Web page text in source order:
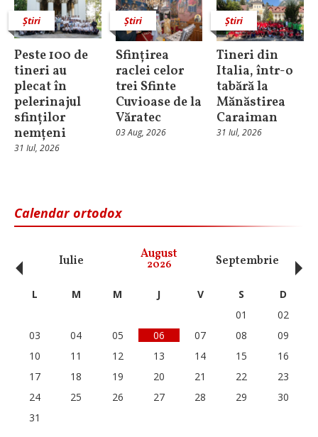
Știri
Peste 100 de
tineri au
plecat în
pelerinajul
sfinților
nemțeni
31 Iul, 2026
Știri
Sfințirea
raclei celor
trei Sfinte
Cuvioase de la
Văratec
03 Aug, 2026
Știri
Tineri din
Italia, într-o
tabără la
Mănăstirea
Caraiman
31 Iul, 2026
Calendar ortodox
Iulie August
2026 Septembrie
‹ L M M J V S
D
01
02
03
04 05 06 07 08
09
10
11 12 13 14 15
16
17
18 19 20 21 22
23
24
25 26 27 28 29
30
31